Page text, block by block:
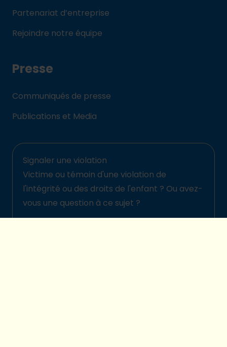
Partenariat d’entreprise
Rejoindre notre équipe
Presse
Communiqués de presse
Publications et Media
Signaler une violation
Victime ou témoin d'une violation de
l'intégrité ou des droits de l'enfant ? Ou avez-
vous une question à ce sujet ?